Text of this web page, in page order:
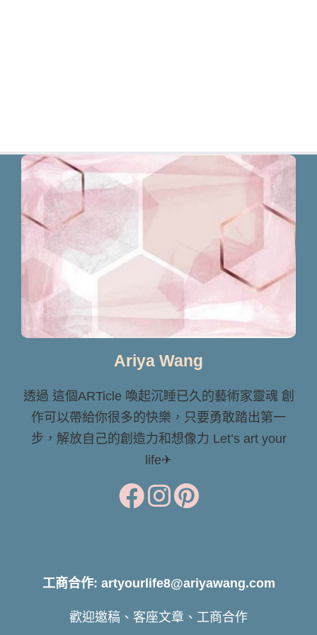
Ariya Wang
透過 這個ARTicle 喚起沉睡已久的藝術家靈魂 創
作可以帶給你很多的快樂，只要勇敢踏出第一
步，解放自己的創造力和想像力 Let’s art your
life✈
工商合作: artyourlife8@ariyawang.com
歡迎邀稿、客座文章、工商合作